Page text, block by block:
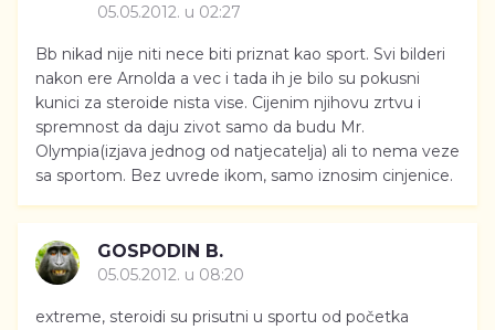
05.05.2012. u 02:27
Bb nikad nije niti nece biti priznat kao sport. Svi bilderi
nakon ere Arnolda a vec i tada ih je bilo su pokusni
kunici za steroide nista vise. Cijenim njihovu zrtvu i
spremnost da daju zivot samo da budu Mr.
Olympia(izjava jednog od natjecatelja) ali to nema veze
sa sportom. Bez uvrede ikom, samo iznosim cinjenice.
GOSPODIN B.
05.05.2012. u 08:20
extreme, steroidi su prisutni u sportu od početka